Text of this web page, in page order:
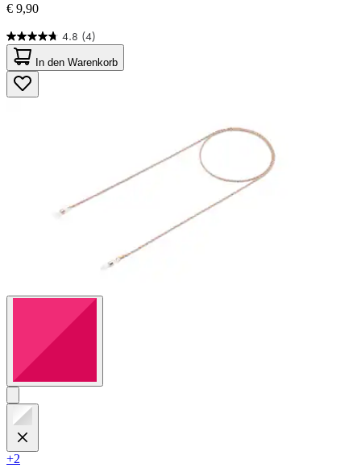
€ 9,90
4.8 (4)
4.8
von
5
Sternen.
4
In den Warenkorb
+2